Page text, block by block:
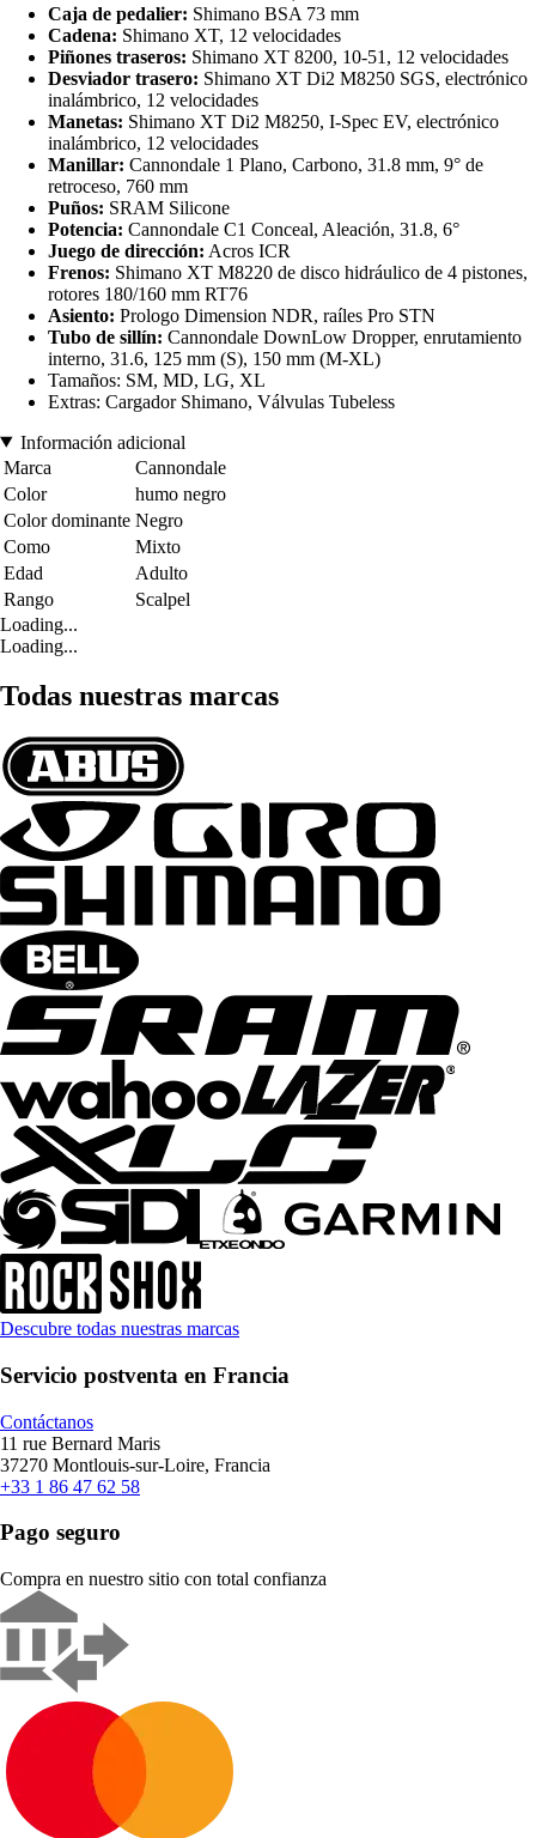
Caja de pedalier: Shimano BSA 73 mm
Cadena: Shimano XT, 12 velocidades
Piñones traseros: Shimano XT 8200, 10-51, 12 velocidades
Desviador trasero: Shimano XT Di2 M8250 SGS, electrónico
inalámbrico, 12 velocidades
Manetas: Shimano XT Di2 M8250, I-Spec EV, electrónico
inalámbrico, 12 velocidades
Manillar: Cannondale 1 Plano, Carbono, 31.8 mm, 9° de
retroceso, 760 mm
Puños: SRAM Silicone
Potencia: Cannondale C1 Conceal, Aleación, 31.8, 6°
Juego de dirección: Acros ICR
Frenos: Shimano XT M8220 de disco hidráulico de 4 pistones,
rotores 180/160 mm RT76
Asiento: Prologo Dimension NDR, raíles Pro STN
Tubo de sillín: Cannondale DownLow Dropper, enrutamiento
interno, 31.6, 125 mm (S), 150 mm (M-XL)
Tamaños: SM, MD, LG, XL
Extras: Cargador Shimano, Válvulas Tubeless
Información adicional
Marca
Cannondale
Color
humo negro
Color dominante Negro
Como
Mixto
Edad
Adulto
Rango
Scalpel
Loading...
Loading...
Todas nuestras marcas
Descubre todas nuestras marcas
Servicio postventa en Francia
Contáctanos
11 rue Bernard Maris
37270 Montlouis-sur-Loire, Francia
+33 1 86 47 62 58
Pago seguro
Compra en nuestro sitio con total confianza